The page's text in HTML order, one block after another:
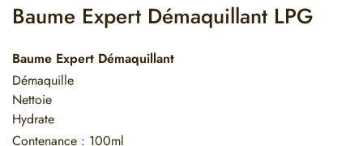
Baume Expert Démaquillant LPG
Baume Expert Démaquillant
Démaquille
Nettoie
Hydrate
Contenance : 100ml